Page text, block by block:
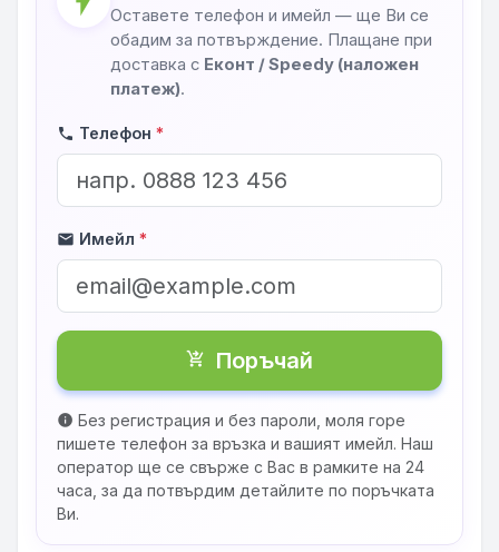
Оставете телефон и имейл — ще Ви се
обадим за потвърждение. Плащане при
доставка с Еконт / Speedy (наложен
платеж).
phone Телефон *
mail Имейл *
shopping_cart_checkout Поръчай
info Без регистрация и без пароли, моля горе
пишете телефон за връзка и вашият имейл. Наш
оператор ще се свърже с Вас в рамките на 24
часа, за да потвърдим детайлите по поръчката
Ви.